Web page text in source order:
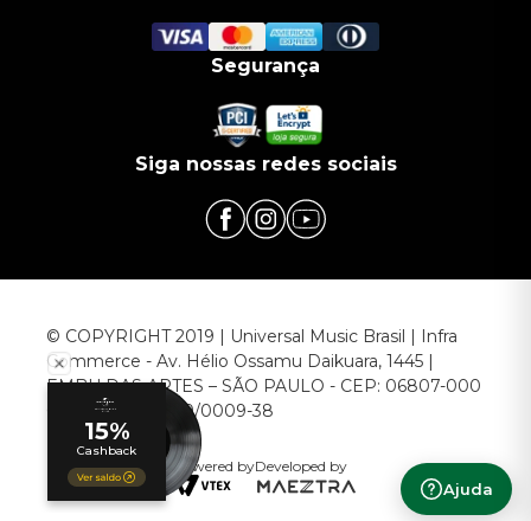
Ajuda
Segurança
Siga nossas redes sociais
© COPYRIGHT 2019 | Universal Music Brasil | Infra
Commerce - Av. Hélio Ossamu Daikuara, 1445 |
EMBU DAS ARTES – SÃO PAULO - CEP: 06807-000
CNPJ: 00.952.789/0009-38
Powered byDeveloped by